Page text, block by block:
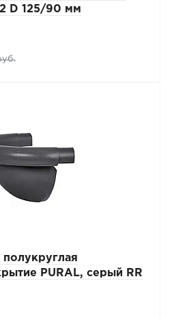
D 125/90 мм
PURAL, серый RR